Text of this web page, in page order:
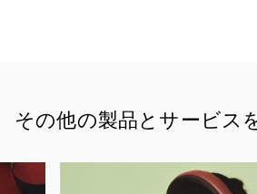
その他の製品とサービス